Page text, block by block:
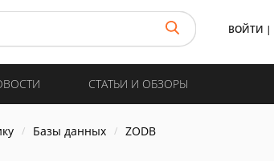
ВОЙТИ |
СТАТЬИ И ОБЗОРЫ
Базы данных ZODB